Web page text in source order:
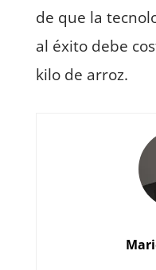
de que la
al éxito debe
kilo de arroz.